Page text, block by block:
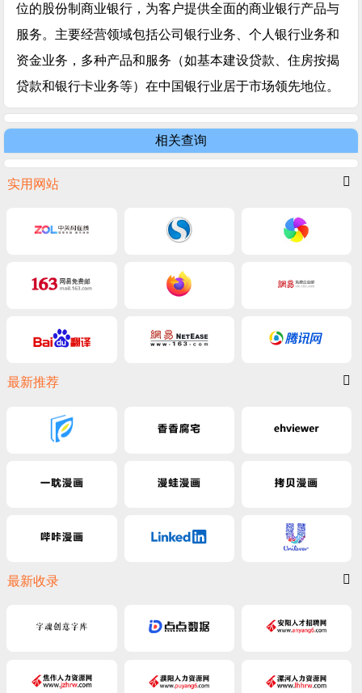
位的股份制商业银行，为客户提供全面的商业银行产品与
服务。主要经营领域包括公司银行业务、个人银行业务和
资金业务，多种产品和服务（如基本建设贷款、住房按揭
贷款和银行卡业务等）在中国银行业居于市场领先地位。
相关查询
实用网站
最新推荐
最新收录